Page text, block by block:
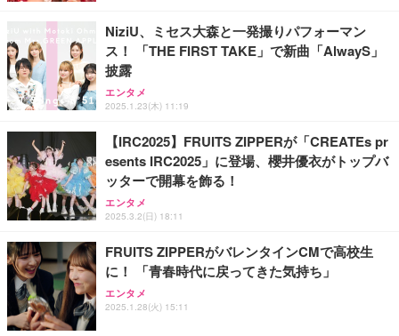
NiziU、ミセス大森と一発撮りパフォーマン
ス！ 「THE FIRST TAKE」で新曲「AlwayS」
披露
エンタメ
2025.1.23(木) 11:19
【IRC2025】FRUITS ZIPPERが「CREATEs pr
esents IRC2025」に登場、櫻井優衣がトップバ
ッターで開幕を飾る！
エンタメ
2025.3.2(日) 18:11
FRUITS ZIPPERがバレンタインCMで高校生
に！ 「青春時代に戻ってきた気持ち」
エンタメ
2025.1.28(火) 15:11